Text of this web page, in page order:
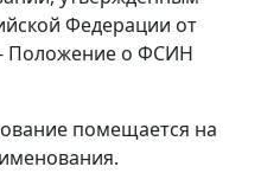
Федерации от
- Положение о ФСИН
помещается на